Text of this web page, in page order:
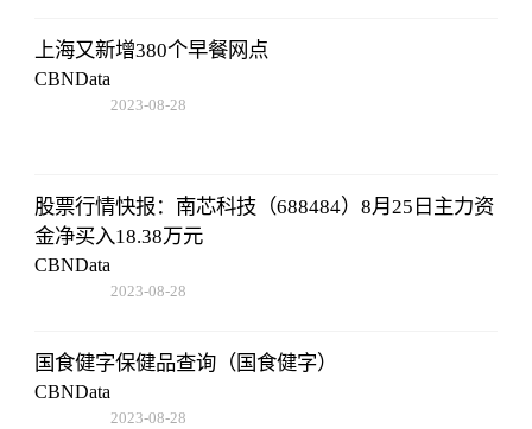
上海又新增380个早餐网点
CBNData
2023-08-28
股票行情快报：南芯科技（688484）8月25日主力资
金净买入18.38万元
CBNData
2023-08-28
国食健字保健品查询（国食健字）
CBNData
2023-08-28